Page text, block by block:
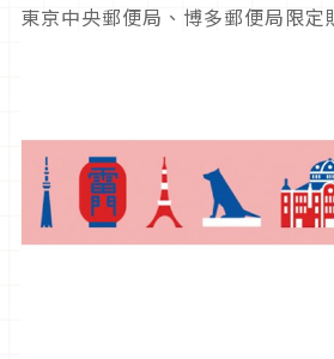
東京中央郵便局、博多郵便局限定